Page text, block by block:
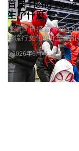
首屆 Hong
生了什麼？
連續 3 日接管 Hong
球流行文化在此全面引
2026年6月4日